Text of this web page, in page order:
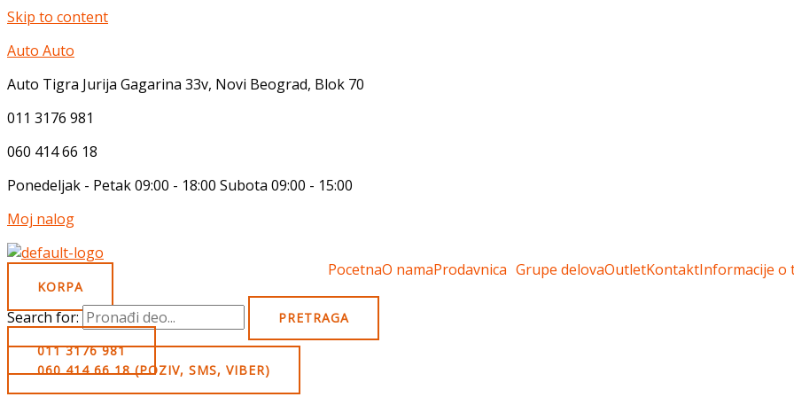
Skip to content
Auto Auto
Auto Tigra Jurija Gagarina 33v, Novi Beograd, Blok 70
011 3176 981
060 414 66 18
Ponedeljak - Petak 09:00 - 18:00 Subota 09:00 - 15:00
Moj nalog
PocetnaO namaProdavnica Grupe delovaOutletKontaktInformacije o
KORPA
Search for:
PRETRAGA
011 3176 981
060 414 66 18 (POZIV, SMS, VIBER)